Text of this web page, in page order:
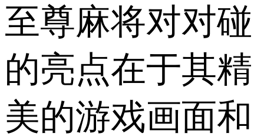
至尊麻将对对碰
的亮点在于其精
美的游戏画面和